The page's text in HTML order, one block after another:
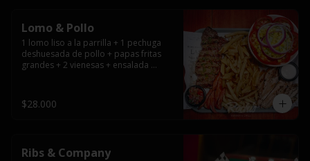
Lomo & Pollo
1 lomo liso a la parrilla + 1 pechuga
deshuesada de pollo + papas fritas
grandes + 2 vienesas + ensalada
$28.000
Ribs & Company